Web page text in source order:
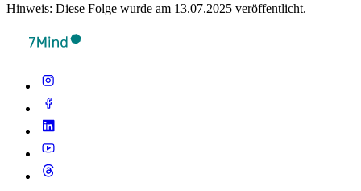
Hinweis: Diese Folge wurde am 13.07.2025 veröffentlicht.